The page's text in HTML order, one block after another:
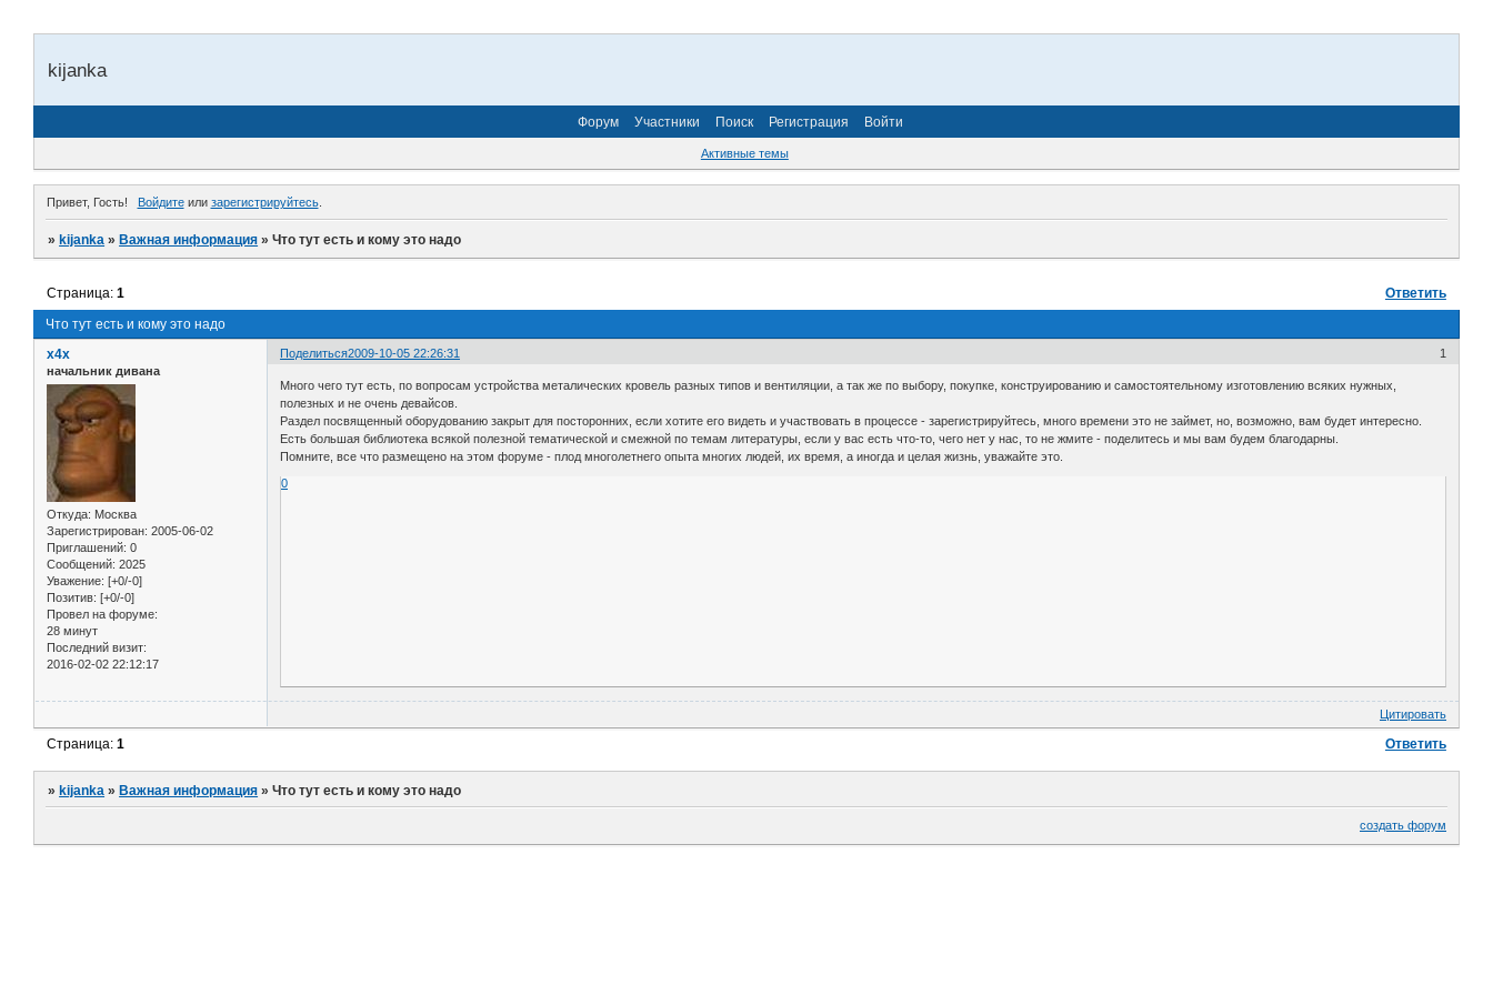
kijanka
Форум Участники Поиск Регистрация Войти
Активные темы
Привет, Гость! Войдитеили зарегистрируйтесь.
»kijanka »Важная информация »Что тут есть и кому это надо
Что тут есть и кому это надо
Страница:1 Ответить
Поделиться 1
2009-10-05 22:26:31
x4x
начальник дивана
Откуда: Москва
Зарегистрирован: 2005-06-02
Приглашений: 0
Сообщений: 2025
Уважение: [+0/-0]
Позитив: [+0/-0]
Провел на форуме:
28 минут
Последний визит:
2016-02-02 22:12:17
Много чего тут есть, по вопросам устройства металических кровель разных типов и вентиляции, а так же по выбору, покупке, конструированию и самостоятельному изготовлению всяких нужных,
полезных и не очень девайсов.
Раздел посвященный оборудованию закрыт для посторонних, если хотите его видеть и участвовать в процессе - зарегистрируйтесь, много времени это не займет, но, возможно, вам будет интересно.
Есть большая библиотека всякой полезной тематической и смежной по темам литературы, если у вас есть что-то, чего нет у нас, то не жмите - поделитесь и мы вам будем благодарны.
Помните, все что размещено на этом форуме - плод многолетнего опыта многих людей, их время, а иногда и целая жизнь, уважайте это.
0
Цитировать
Ответить
Страница:1
»kijanka »Важная информация »Что тут есть и кому это надо
создать форум